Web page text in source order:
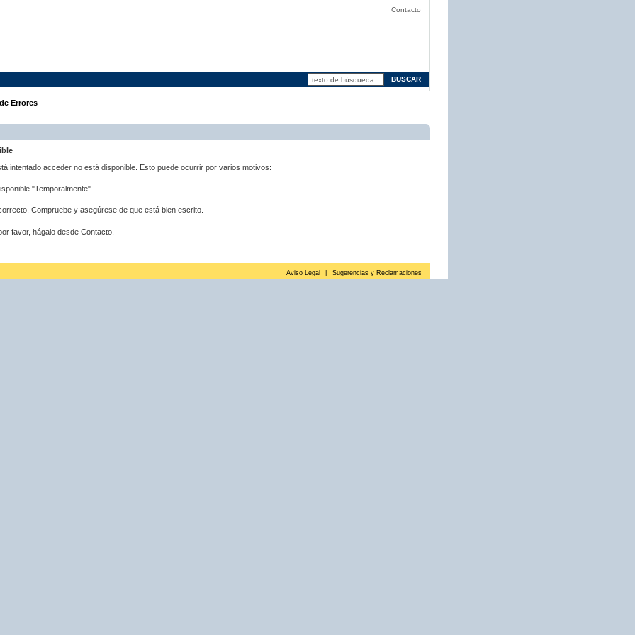
Contacto
Errores
intentado acceder no está disponible. Esto puede ocurrir por varios motivos:
"Temporalmente".
Compruebe y asegúrese de que está bien escrito.
favor, hágalo desde Contacto.
Aviso Legal Sugerencias y Reclamaciones